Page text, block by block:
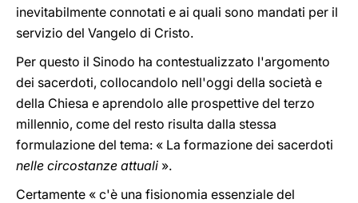
inevitabilmente connotati e ai quali sono mandati per il
servizio del Vangelo di Cristo.
Per questo il Sinodo ha contestualizzato l'argomento
dei sacerdoti, collocandolo nell'oggi della società e
della Chiesa e aprendolo alle prospettive del terzo
millennio, come del resto risulta dalla stessa
formulazione del tema: « La formazione dei sacerdoti
nelle circostanze attuali ».
Certamente « c'è una fisionomia essenziale del